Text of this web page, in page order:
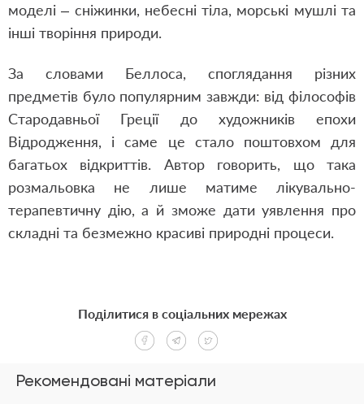
моделі – сніжинки, небесні тіла, морські мушлі та
інші творіння природи.
За словами Беллоса, споглядання різних
предметів було популярним завжди: від філософів
Стародавньої Греції до художників епохи
Відродження, і саме це стало поштовхом для
багатьох відкриттів. Автор говорить, що така
розмальовка не лише матиме лікувально-
терапевтичну дію, а й зможе дати уявлення про
складні та безмежно красиві природні процеси.
Рекомендовані матеріали
Поділитися в соціальних мережах